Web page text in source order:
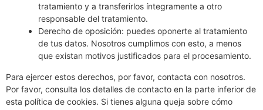
tratamiento y a transferirlos íntegramente a otro
responsable del tratamiento.
Derecho de oposición: puedes oponerte al tratamiento
de tus datos. Nosotros cumplimos con esto, a menos
que existan motivos justificados para el procesamiento.
Para ejercer estos derechos, por favor, contacta con nosotros.
Por favor, consulta los detalles de contacto en la parte inferior de
esta política de cookies. Si tienes alguna queja sobre cómo